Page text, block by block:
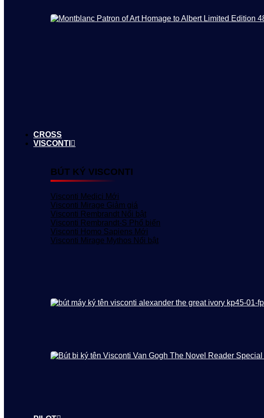
CROSS
VISCONTI
BÚT KÝ VISCONTI
Visconti Medici
Visconti Mirage
Visconti Rembrandt
Visconti Rembrandt-S
Visconti Homo Sapiens
Visconti Mirage Mythos